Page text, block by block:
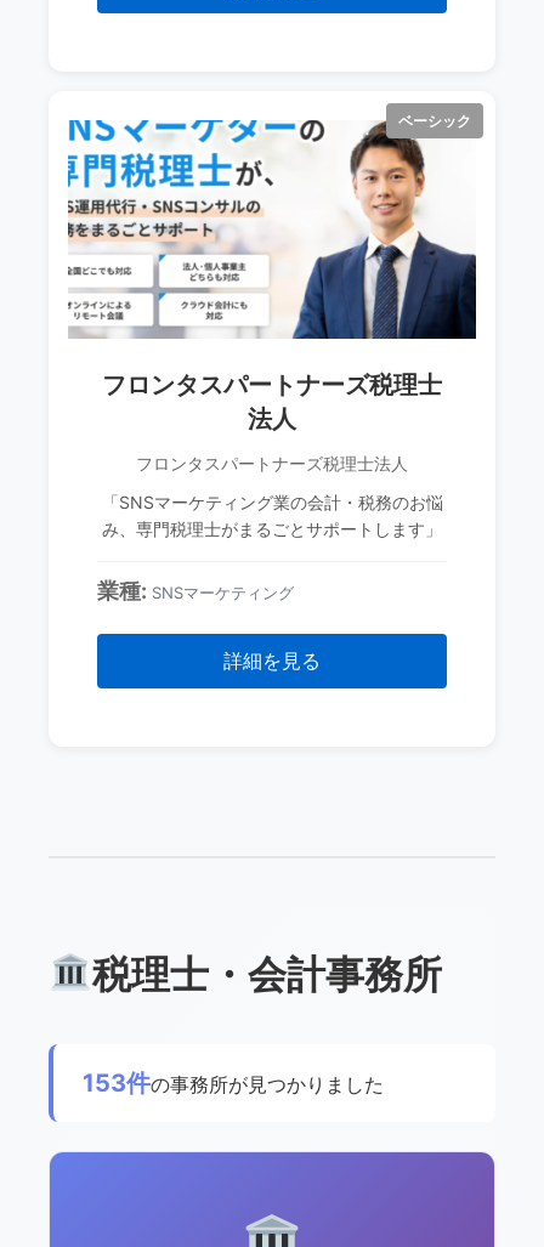
ベーシック
フロンタスパートナーズ税理士
法人
フロンタスパートナーズ税理士法人
「SNSマーケティング業の会計・税務のお悩
み、専門税理士がまるごとサポートします」
業種: SNSマーケティング
詳細を見る
税理士・会計事務所
153件の事務所が見つかりました